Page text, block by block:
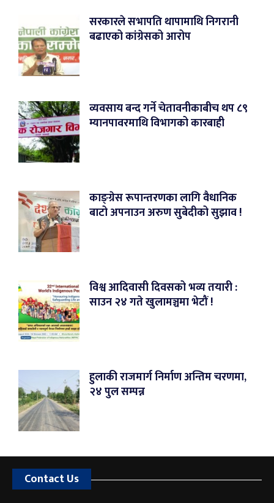
सरकारले सभापति थापामाथि निगरानी
बढाएको कांग्रेसको आरोप
व्यवसाय बन्द गर्ने चेतावनीकाबीच थप ८९
म्यानपावरमाथि विभागको कारबाही
काङ्ग्रेस रूपान्तरणका लागि वैधानिक
बाटो अपनाउन अरुण सुबेदीको सुझाव !
विश्व आदिवासी दिवसको भव्य तयारी :
साउन २४ गते खुलामञ्चमा भेटौं !
हुलाकी राजमार्ग निर्माण अन्तिम चरणमा,
२४ पुल सम्पन्न
Contact Us